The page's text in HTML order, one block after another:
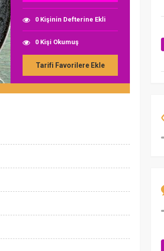
0 Kişinin Defterine Ekli
0 Kişi Okumuş
Tarifi Favorilere Ekle